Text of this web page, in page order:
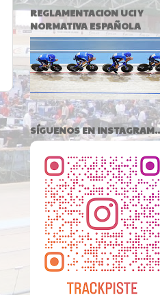
REGLAMENTACION UCI Y
NORMATIVA ESPAÑOLA
SÍGUENOS EN